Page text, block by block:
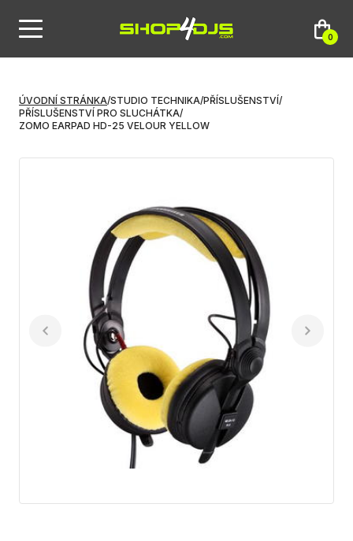
0
ÚVODNÍ STRÁNKA/STUDIO TECHNIKA/PŘÍSLUŠENSTVÍ/
PŘÍSLUŠENSTVÍ PRO SLUCHÁTKA/
ZOMO EARPAD HD-25 VELOUR YELLOW